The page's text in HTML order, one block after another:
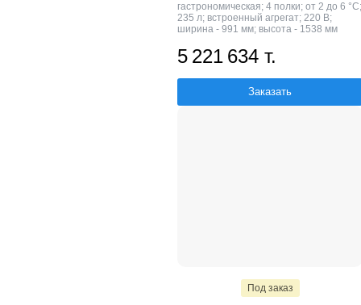
гастрономическая; 4 полки; от 2 до 6 °C;
235 л; встроенный агрегат; 220 В;
ширина - 991 мм; высота - 1538 мм
5 221 634 т.
Заказать
Под заказ